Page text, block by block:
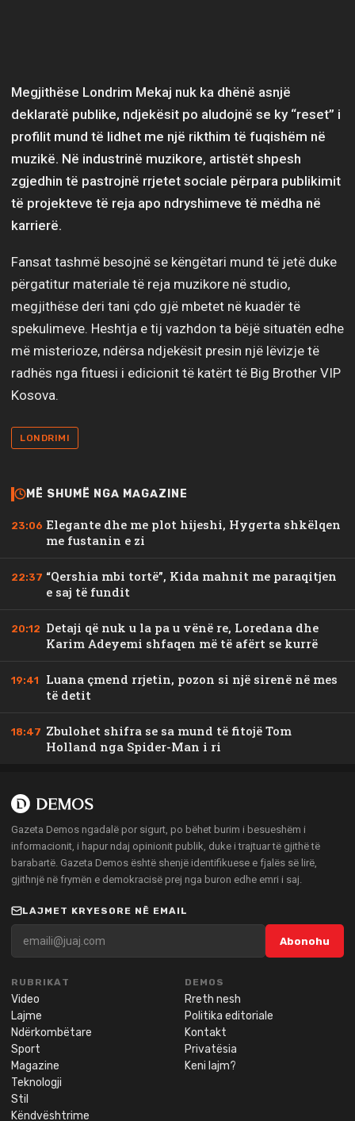
Megjithëse Londrim Mekaj nuk ka dhënë asnjë
deklaratë publike, ndjekësit po aludojnë se ky “reset” i
profilit mund të lidhet me një rikthim të fuqishëm në
muzikë. Në industrinë muzikore, artistët shpesh
zgjedhin të pastrojnë rrjetet sociale përpara publikimit
të projekteve të reja apo ndryshimeve të mëdha në
karrierë.
Fansat tashmë besojnë se këngëtari mund të jetë duke
përgatitur materiale të reja muzikore në studio,
megjithëse deri tani çdo gjë mbetet në kuadër të
spekulimeve. Heshtja e tij vazhdon ta bëjë situatën edhe
më misterioze, ndërsa ndjekësit presin një lëvizje të
radhës nga fituesi i edicionit të katërt të Big Brother VIP
Kosova.
LONDRIMI
MË SHUMË NGA MAGAZINE
23:06 Elegante dhe me plot hijeshi, Hygerta shkëlqen
me fustanin e zi
22:37 “Qershia mbi tortë”, Kida mahnit me paraqitjen
e saj të fundit
20:12 Detaji që nuk u la pa u vënë re, Loredana dhe
Karim Adeyemi shfaqen më të afërt se kurrë
19:41
Luana çmend rrjetin, pozon si një sirenë në mes
të detit
18:47 Zbulohet shifra se sa mund të fitojë Tom
Holland nga Spider-Man i ri
Gazeta Demos ngadalë por sigurt, po bëhet burim i besueshëm i
informacionit, i hapur ndaj opinionit publik, duke i trajtuar të gjithë të
barabartë. Gazeta Demos është shenjë identifikuese e fjalës së lirë,
gjithnjë në frymën e demokracisë prej nga buron edhe emri i saj.
LAJMET KRYESORE NË EMAIL
Abonohu
RUBRIKAT
Video
Lajme
Ndërkombëtare
Sport
Magazine
Teknologji
Stil
Këndvështrime
DEMOS
Rreth nesh
Politika editoriale
Kontakt
Privatësia
Keni lajm?